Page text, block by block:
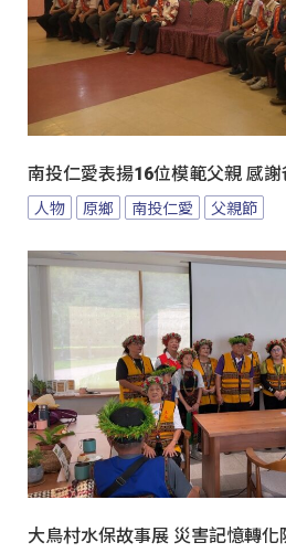
南投仁愛表揚16位模範父親 感謝
人物 原鄉 南投仁愛 父親節
大鳥村水保故事展 災害記憶轉化